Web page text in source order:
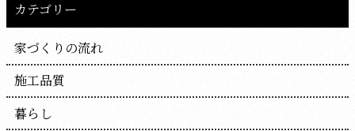
カテゴリー
家づくりの流れ
施工品質
暮らし